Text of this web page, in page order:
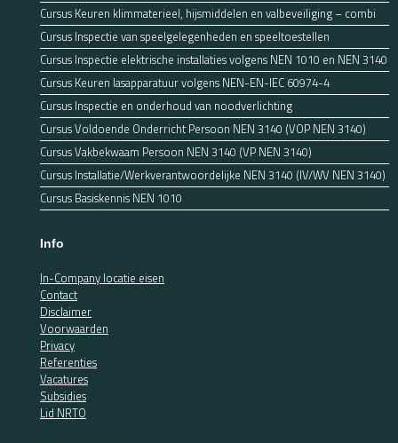
Cursus Keuren klimmaterieel, hijsmiddelen en valbeveiliging – combi
Cursus Inspectie van speelgelegenheden en speeltoestellen
Cursus Inspectie elektrische installaties volgens NEN 1010 en NEN 3140
Cursus Keuren lasapparatuur volgens NEN-EN-IEC 60974-4
Cursus Inspectie en onderhoud van noodverlichting
Cursus Voldoende Onderricht Persoon NEN 3140 (VOP NEN 3140)
Cursus Vakbekwaam Persoon NEN 3140 (VP NEN 3140)
Cursus Installatie/Werkverantwoordelijke NEN 3140 (IV/WV NEN 3140)
Cursus Basiskennis NEN 1010
Info
In-Company locatie eisen
Contact
Disclaimer
Voorwaarden
Privacy
Referenties
Vacatures
Subsidies
Lid NRTO